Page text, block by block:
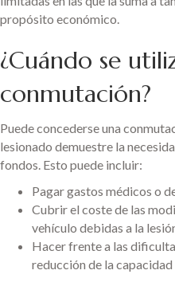
propósito económico.
¿Cuándo se
conmutación?
Puede concederse una
lesionado demuestre la
fondos. Esto puede incluir:
Pagar gastos médicos o
Cubrir el coste de las
vehículo debidas a la
Hacer frente a las
reducción de la